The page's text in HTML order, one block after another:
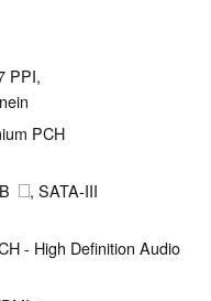
PPI,
PCH
, SATA-III
- High Definition Audio